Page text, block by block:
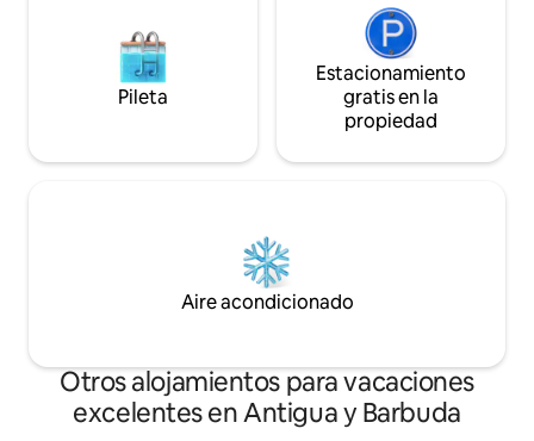
Pileta
Estacionamiento
gratis en la
propiedad
Aire acondicionado
Otros alojamientos para vacaciones
excelentes en Antigua y Barbuda